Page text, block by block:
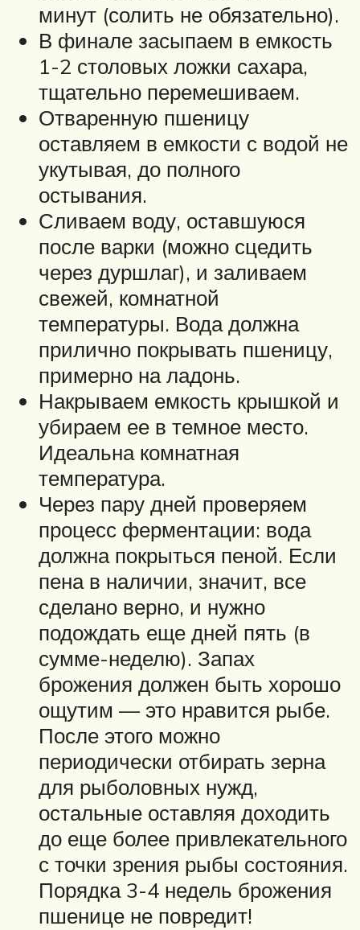
минут (солить не обязательно).
В финале засыпаем в емкость
1-2 столовых ложки сахара,
тщательно перемешиваем.
Отваренную пшеницу
оставляем в емкости с водой не
укутывая, до полного
остывания.
Сливаем воду, оставшуюся
после варки (можно сцедить
через дуршлаг), и заливаем
свежей, комнатной
температуры. Вода должна
прилично покрывать пшеницу,
примерно на ладонь.
Накрываем емкость крышкой и
убираем ее в темное место.
Идеальна комнатная
температура.
Через пару дней проверяем
процесс ферментации: вода
должна покрыться пеной. Если
пена в наличии, значит, все
сделано верно, и нужно
подождать еще дней пять (в
сумме-неделю). Запах
брожения должен быть хорошо
ощутим — это нравится рыбе.
После этого можно
периодически отбирать зерна
для рыболовных нужд,
остальные оставляя доходить
до еще более привлекательного
с точки зрения рыбы состояния.
Порядка 3-4 недель брожения
пшенице не повредит!